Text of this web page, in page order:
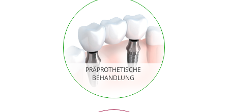
PRÄPROTHETISCHE
BEHANDLUNG